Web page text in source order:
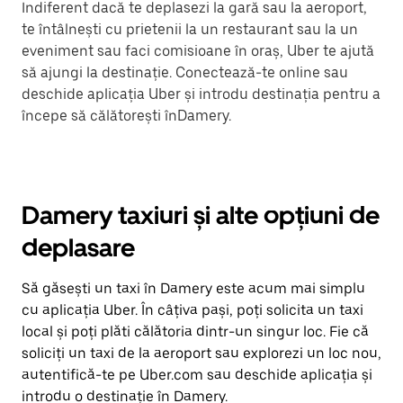
Indiferent dacă te deplasezi la gară sau la aeroport,
te întâlnești cu prietenii la un restaurant sau la un
eveniment sau faci comisioane în oraș, Uber te ajută
să ajungi la destinație. Conectează-te online sau
deschide aplicația Uber și introdu destinația pentru a
începe să călătorești înDamery.
Damery taxiuri și alte opțiuni de
deplasare
Să găsești un taxi în Damery este acum mai simplu
cu aplicația Uber. În câțiva pași, poți solicita un taxi
local și poți plăti călătoria dintr-un singur loc. Fie că
soliciți un taxi de la aeroport sau explorezi un loc nou,
autentifică-te pe Uber.com sau deschide aplicația și
introdu o destinație în Damery.